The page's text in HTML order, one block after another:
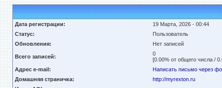
Дата регистрации:
19 Марта, 2026 - 00:44
Статус:
Пользователь
Обновления:
Нет записей
Всего записей:
0
[0.00% от общего числа /
Адрес e-mail:
Написать письмо через
Домашняя страничка:
http://myrexton.ru